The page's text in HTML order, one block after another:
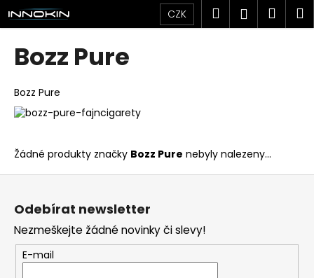
Přejít
na
obsah
CZK Hledat
Bozz Pure
Bozz Pure
Žádné produkty značky Bozz Pure nebyly nalezeny...
K
o
o
p
t
b
u
j
e
Odebírat newsletter
Nezmeškejte žádné novinky či slevy!
E-mail